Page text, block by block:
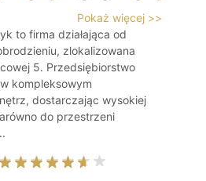
Pokaż więcej >>
to firma działająca od
zlokalizowana
5. Przedsiębiorstwo
kompleksowym
dostarczając wysokiej
do przestrzeni